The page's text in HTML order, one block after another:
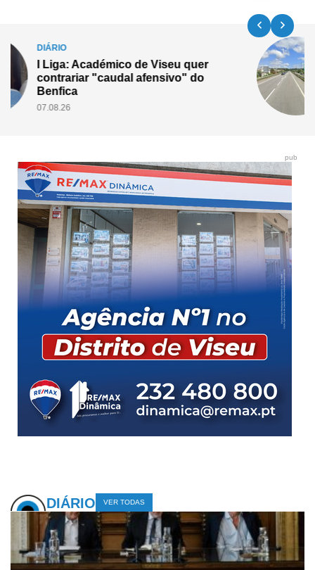
IP3 cortado durante a noite a partir de
segunda-feira na zona de Tondela
pub
DIÁRIO VER TODAS